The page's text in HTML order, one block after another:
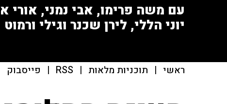
עם משה פרימו, אבי נמני, אורי
יוני הללי, לירן שכנר וגילי ורמוט
ראשי | תוכניות מלאות |
RSS
| פייסבוק